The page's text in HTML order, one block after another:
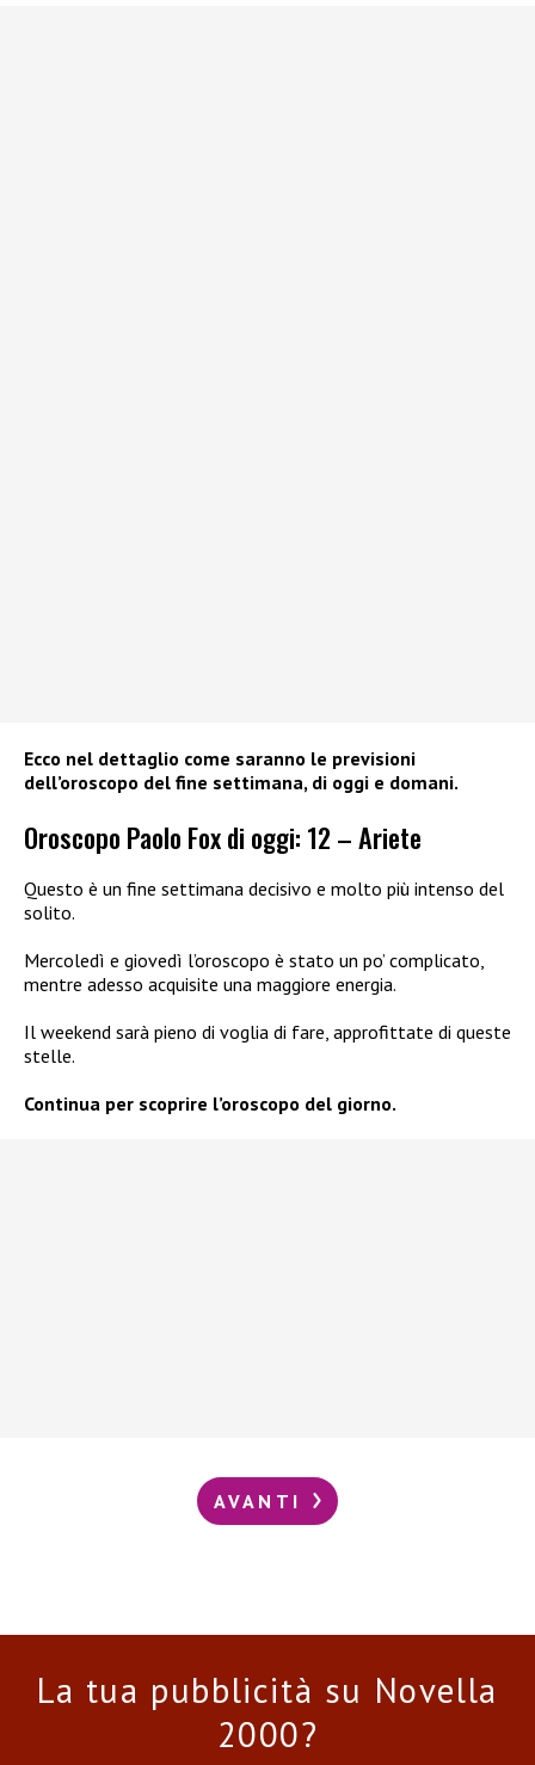
Ecco nel dettaglio come saranno le previsioni
dell’oroscopo del fine settimana, di oggi e domani.
Oroscopo Paolo Fox di oggi: 12 – Ariete
Questo è un fine settimana decisivo e molto più intenso del
solito.
Mercoledì e giovedì l’oroscopo è stato un po’ complicato,
mentre adesso acquisite una maggiore energia.
Il weekend sarà pieno di voglia di fare, approfittate di queste
stelle.
Continua per scoprire l’oroscopo del giorno.
AVANTI
La tua pubblicità su Novella
2000?